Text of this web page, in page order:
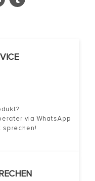
via WhatsApp
sprechen!